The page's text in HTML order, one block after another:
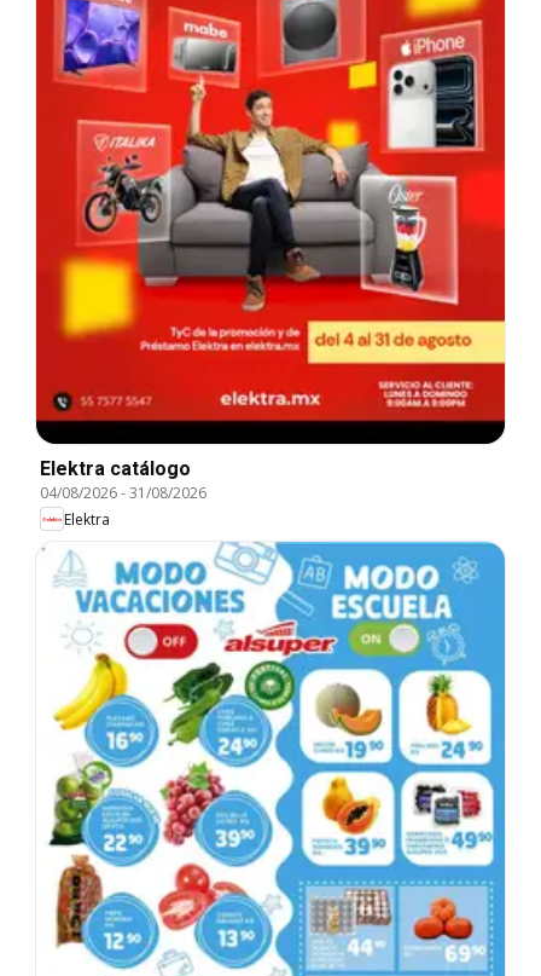
Elektra catálogo
04/08/2026-31/08/2026
Elektra